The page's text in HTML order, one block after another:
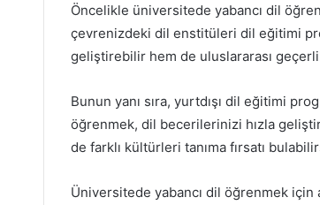
Öncelikle üniversitede yabancı dil
çevrenizdeki dil enstitüleri dil eğitimi
geliştirebilir hem de uluslararası
Bunun yanı sıra, yurtdışı dil eğitimi
öğrenmek, dil becerilerinizi hızla
de farklı kültürleri tanıma fırsatı
Üniversitede yabancı dil öğrenmek için